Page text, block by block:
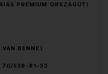
PRÉMIUM ORSZÁGÚTI
BENNE)
70/538-81-33